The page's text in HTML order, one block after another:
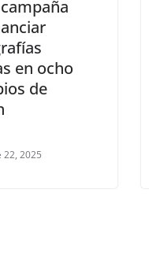
en ocho
de
22, 2025